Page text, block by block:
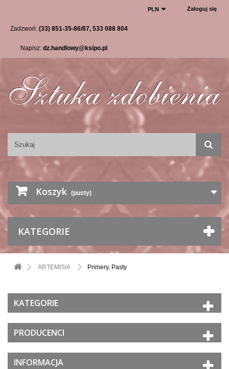
Zaloguj się
PLN
Zadzwoń: (33) 851-35-86/87, 533 088 804
Napisz: dz.handlowy@ksipo.pl
Koszyk (pusty)
KATEGORIE
ARTEMISIA Primery, Pasty
KATEGORIE
PRODUCENCI
INFORMACJA